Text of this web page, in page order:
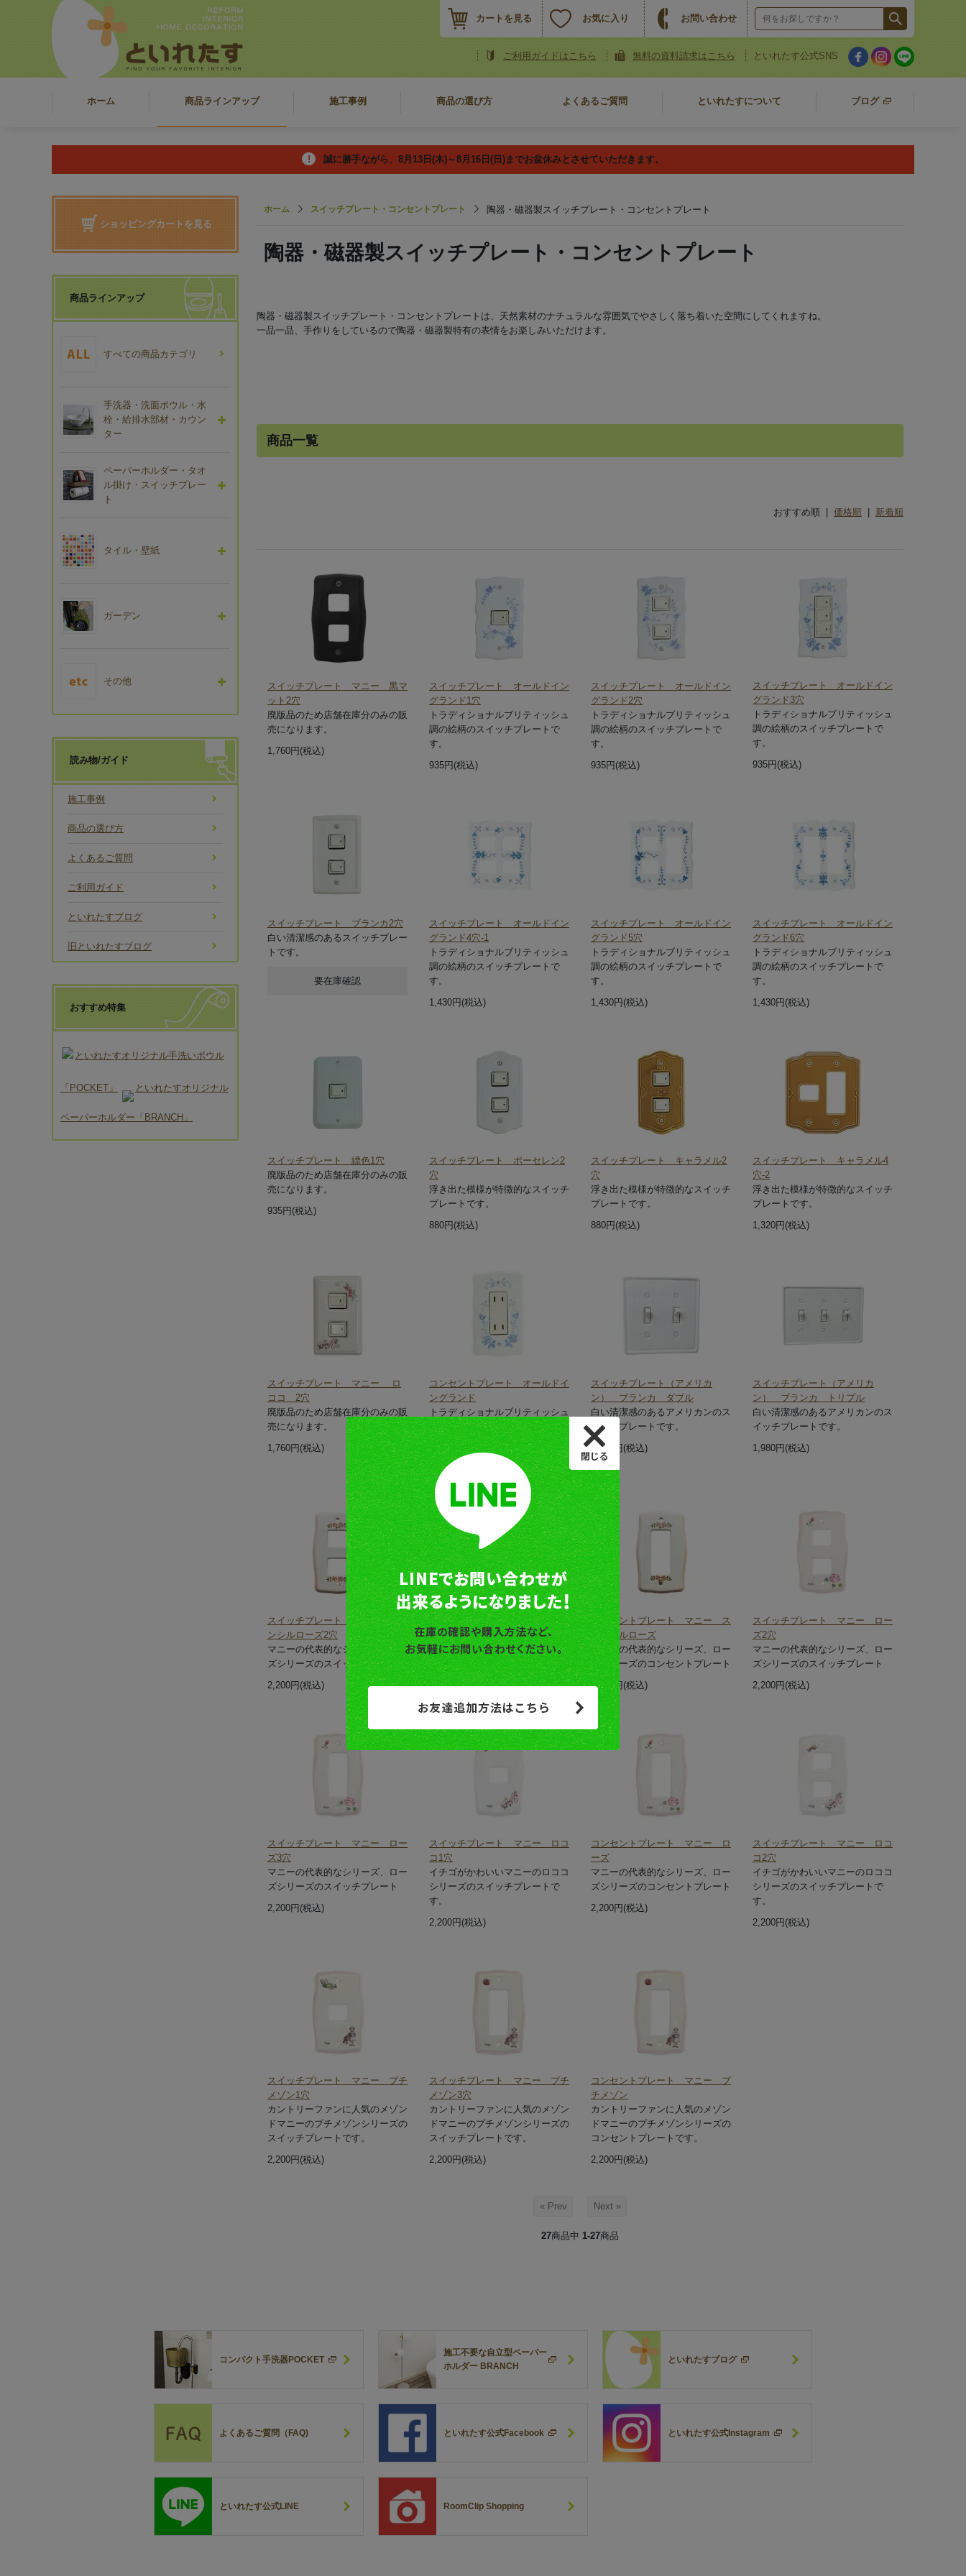
カートを見る お気に入り お問い合わせ
ご利用ガイドはこちら 無料の資料請求はこちら といれたす公式SNS
ホーム 商品ラインアップ 施工事例 商品の選び方 よくあるご質問 といれたすについて ブログ
誠に勝手ながら、8月13日(木)～8月16日(日)までお盆休みとさせていただきます。
ホーム スイッチプレート・コンセントプレート 陶器・磁器製スイッチプレート・コンセントプレート
陶器・磁器製スイッチプレート・コンセントプレート
陶器・磁器製スイッチプレート・コンセントプレートは、天然素材のナチュラルな雰囲気でやさしく落ち着いた空間にしてくれますね。
一品一品、手作りをしているので陶器・磁器製特有の表情をお楽しみいただけます。
商品一覧
おすすめ順 | 価格順 新着順
スイッチプレート マニー 黒マ
ット2穴
廃版品のため店舗在庫分のみの販
売になります。
1,760円(税込)
スイッチプレート オールドイン
グランド1穴
トラディショナルブリティッシュ
調の絵柄のスイッチプレートで
す。
935円(税込)
スイッチプレート オールドイン
グランド2穴
トラディショナルブリティッシュ
調の絵柄のスイッチプレートで
す。
935円(税込)
スイッチプレート オールドイン
グランド3穴
トラディショナルブリティッシュ
調の絵柄のスイッチプレートで
す。
935円(税込)
スイッチプレート ブランカ2穴
白い清潔感のあるスイッチプレー
トです。
要在庫確認
スイッチプレート オールドイン
グランド4穴-1
トラディショナルブリティッシュ
調の絵柄のスイッチプレートで
す。
1,430円(税込)
スイッチプレート オールドイン
グランド5穴
トラディショナルブリティッシュ
調の絵柄のスイッチプレートで
す。
1,430円(税込)
スイッチプレート オールドイン
グランド6穴
トラディショナルブリティッシュ
調の絵柄のスイッチプレートで
す。
1,430円(税込)
スイッチプレート 縹色1穴
廃版品のため店舗在庫分のみの販
売になります。
935円(税込)
スイッチプレート ポーセレン2
穴
浮き出た模様が特徴的なスイッチ
プレートです。
880円(税込)
スイッチプレート キャラメル2
穴
浮き出た模様が特徴的なスイッチ
プレートです。
880円(税込)
スイッチプレート キャラメル4
穴-2
浮き出た模様が特徴的なスイッチ
プレートです。
1,320円(税込)
スイッチプレート マニー ロ
ココ 2穴
廃版品のため店舗在庫分のみの販
売になります。
1,760円(税込)
コンセントプレート オールドイ
ングランド
トラディショナルブリティッシュ
調の絵柄のコンセントプレートで
す。
935円(税込)
スイッチプレート（アメリカ
ン） ブランカ ダブル
白い清潔感のあるアメリカンのス
イッチプレートです。
1,540円(税込)
スイッチプレート（アメリカ
ン） ブランカ トリプル
白い清潔感のあるアメリカンのス
イッチプレートです。
1,980円(税込)
スイッチプレート マニー ステ
ンシルローズ2穴
マニーの代表的なシリーズ、ロー
ズシリーズのスイッチプレート
2,200円(税込)
スイッチプレート マニー ステ
ンシルローズ3穴
マニーの代表的なシリーズ、ロー
ズシリーズのスイッチプレート
2,200円(税込)
コンセントプレート マニー ス
テンシルローズ
マニーの代表的なシリーズ、ロー
ズシリーズのコンセントプレート
2,200円(税込)
スイッチプレート マニー ロー
ズ2穴
マニーの代表的なシリーズ、ロー
ズシリーズのスイッチプレート
2,200円(税込)
スイッチプレート マニー ロー
ズ3穴
マニーの代表的なシリーズ、ロー
ズシリーズのスイッチプレート
2,200円(税込)
スイッチプレート マニー ロコ
コ1穴
イチゴがかわいいマニーのロココ
シリーズのスイッチプレートで
す。
2,200円(税込)
コンセントプレート マニー ロ
ーズ
マニーの代表的なシリーズ、ロー
ズシリーズのコンセントプレート
2,200円(税込)
スイッチプレート マニー ロコ
コ2穴
イチゴがかわいいマニーのロココ
シリーズのスイッチプレートで
す。
2,200円(税込)
スイッチプレート マニー プチ
メゾン1穴
カントリーファンに人気のメゾン
ドマニーのプチメゾンシリーズの
スイッチプレートです。
2,200円(税込)
スイッチプレート マニー プチ
メゾン3穴
カントリーファンに人気のメゾン
ドマニーのプチメゾンシリーズの
スイッチプレートです。
2,200円(税込)
コンセントプレート マニー プ
チメゾン
カントリーファンに人気のメゾン
ドマニーのプチメゾンシリーズの
コンセントプレートです。
2,200円(税込)
« Prev Next »
27商品中 1-27商品
ショッピングカートを見る
商品ラインアップ
すべての商品カテゴリ
手洗器・洗面ボウル・水
栓・給排水部材・カウン
ター
ペーパーホルダー・タオ
ル掛け・スイッチプレー
ト
タイル・壁紙
ガーデン
その他
読み物/ガイド
施工事例
商品の選び方
よくあるご質問
ご利用ガイド
といれたすブログ
旧といれたすブログ
おすすめ特集
といれたすオリジナル手洗いボウル
「POCKET」 といれたすオリジナル
ペーパーホルダー「BRANCH」
コンパクト手洗器POCKET
施工不要な自立型ペーパー
ホルダー BRANCH
といれたすブログ
よくあるご質問（FAQ) といれたす公式Facebook といれたす公式Instagram
といれたす公式LINE RoomClip Shopping